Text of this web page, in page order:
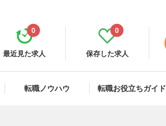
最近見た求人
0
保存した求人
0
転職ノウハウ 転職お役立ちガイド